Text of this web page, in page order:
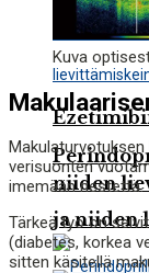
ja niiden
niiden
Kuva
verisuonten
imemään nestettä.
Tärkeä työ on
(diabetes, korkea
sitten käsitellä